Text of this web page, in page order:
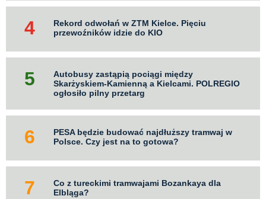
Rekord odwołań w ZTM Kielce. Pięciu
przewoźników idzie do KIO
Autobusy zastąpią pociągi między
Skarżyskiem-Kamienną a Kielcami. POLREGIO
ogłosiło pilny przetarg
PESA będzie budować najdłuższy tramwaj w
Polsce. Czy jest na to gotowa?
Co z tureckimi tramwajami Bozankaya dla
Elbląga?